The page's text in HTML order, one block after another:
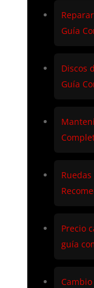
Guía
Discos
Guía
Precio
guía